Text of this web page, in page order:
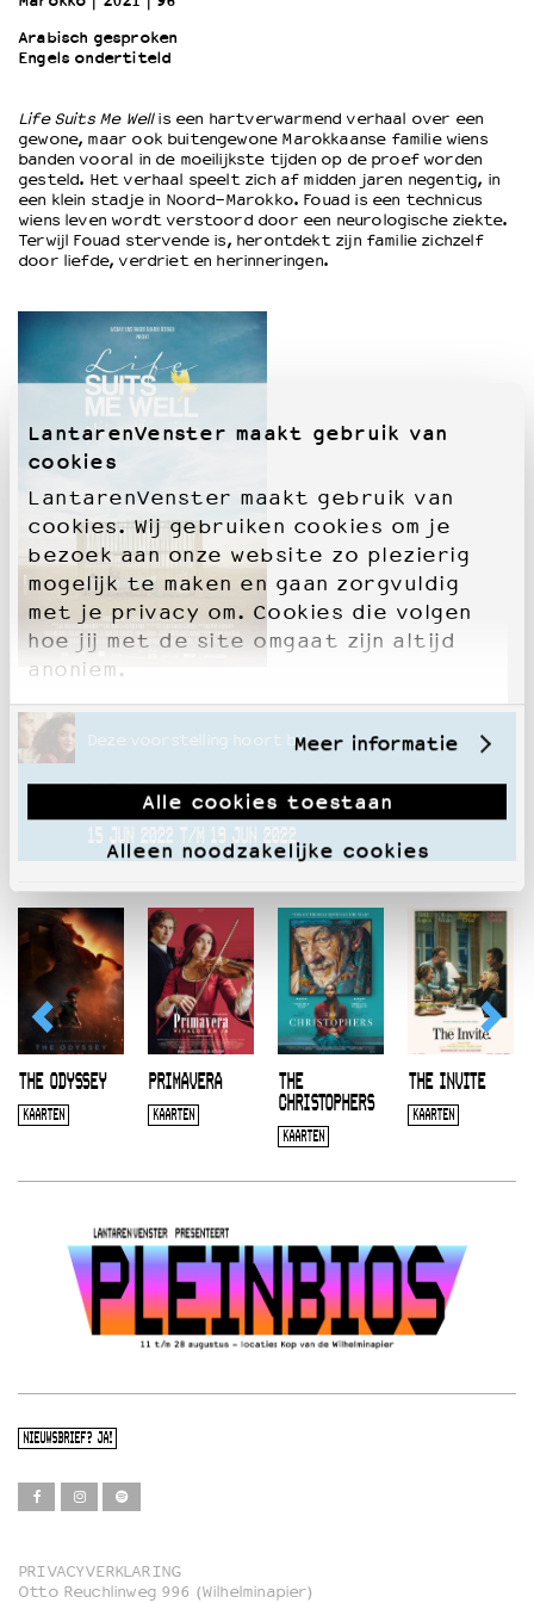
LantarenVenster maakt gebruik van
cookies
LantarenVenster maakt gebruik van
cookies. Wij gebruiken cookies om je
bezoek aan onze website zo plezierig
mogelijk te maken en gaan zorgvuldig
met je privacy om. Cookies die volgen
hoe jij met de site omgaat zijn altijd
anoniem.
Meer informatie
Alle cookies toestaan
Alleen noodzakelijke cookies
OVER LANTARENVENSTER
Werken bij
Wie is wie
Word vriend
Historie
Partners
Huisregels
Integriteits- en gedragscode
Duurzaamheid
Culturele boycot Israël
Ruimte voor artistieke vrijheid – VNPF
Arabisch gesproken
Engels ondertiteld
Life Suits Me Wellis een hartverwarmend verhaal over een
gewone, maar ook buitengewone Marokkaanse familie wiens
banden vooral in de moeilijkste tijden op de proef worden
gesteld. Het verhaal speelt zich af midden jaren negentig, in
een klein stadje in Noord-Marokko. Fouad is een technicus
wiens leven wordt verstoord door een neurologische ziekte.
Terwijl Fouad stervende is, herontdekt zijn familie zichzelf
door liefde, verdriet en herinneringen.
Deze voorstelling hoort bij
ARAB FILM FESTIVAL 2022
15 JUN 2022 T/M 19 JUN 2022
THE ODYSSEY
KAARTEN
PRIMAVERA
KAARTEN
THE
CHRISTOPHERS
KAARTEN
THE INVITE
KAARTEN
NIEUWSBRIEF? JA!
Film
PRIVACYVERKLARING
Otto Reuchlinweg 996 (Wilhelminapier)